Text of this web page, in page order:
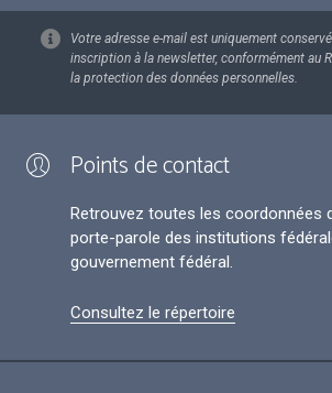
Votre adresse e-mail est uniquement
inscription à la newsletter, conformément au
la protection des données personnelles.
Points de contact
Retrouvez toutes les coordonnées
porte-parole des institutions
gouvernement fédéral.
Consultez le répertoire